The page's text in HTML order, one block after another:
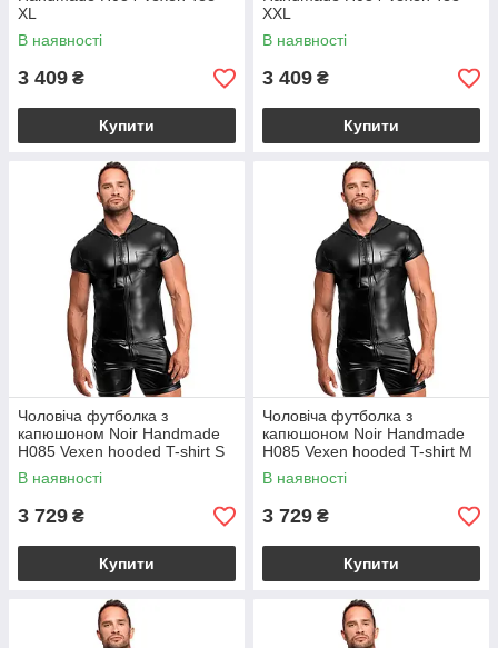
XL
В наявності
3 409 ₴
Купити
XXL
В наявності
3 409 ₴
Купити
Чоловіча футболка з
капюшоном Noir Handmade
H085 Vexen hooded T-shirt S
В наявності
3 729 ₴
Купити
Чоловіча футболка з
капюшоном Noir Handmade
H085 Vexen hooded T-shirt M
В наявності
3 729 ₴
Купити